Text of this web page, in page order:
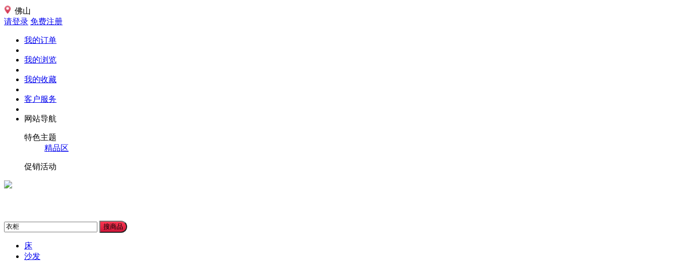
佛山
请登录 免费注册
我的订单
我的浏览
我的收藏
客户服务
网站导航
特色主题
精品区
促销活动
搜商品
床
沙发